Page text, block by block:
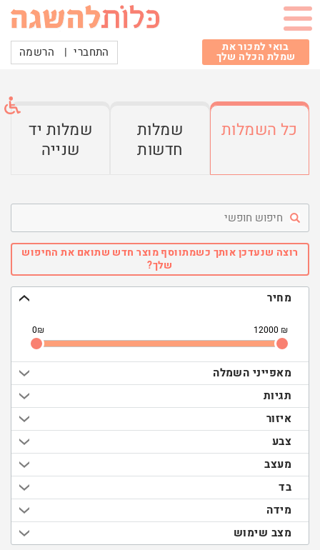
בואי למכור את
שמלת הכלה שלך התחברי | הרשמה
כל השמלות
שמלות
חדשות
שמלות יד
שנייה
חיפוש
חופשי
רוצה שנעדכן אותך כשמתווסף מוצר חדש שתואם את החיפוש
שלך?
מחיר
₪
₪
מאפייני השמלה
תגיות
איזור
צבע
מעצב
בד
מידה
מצב שימוש